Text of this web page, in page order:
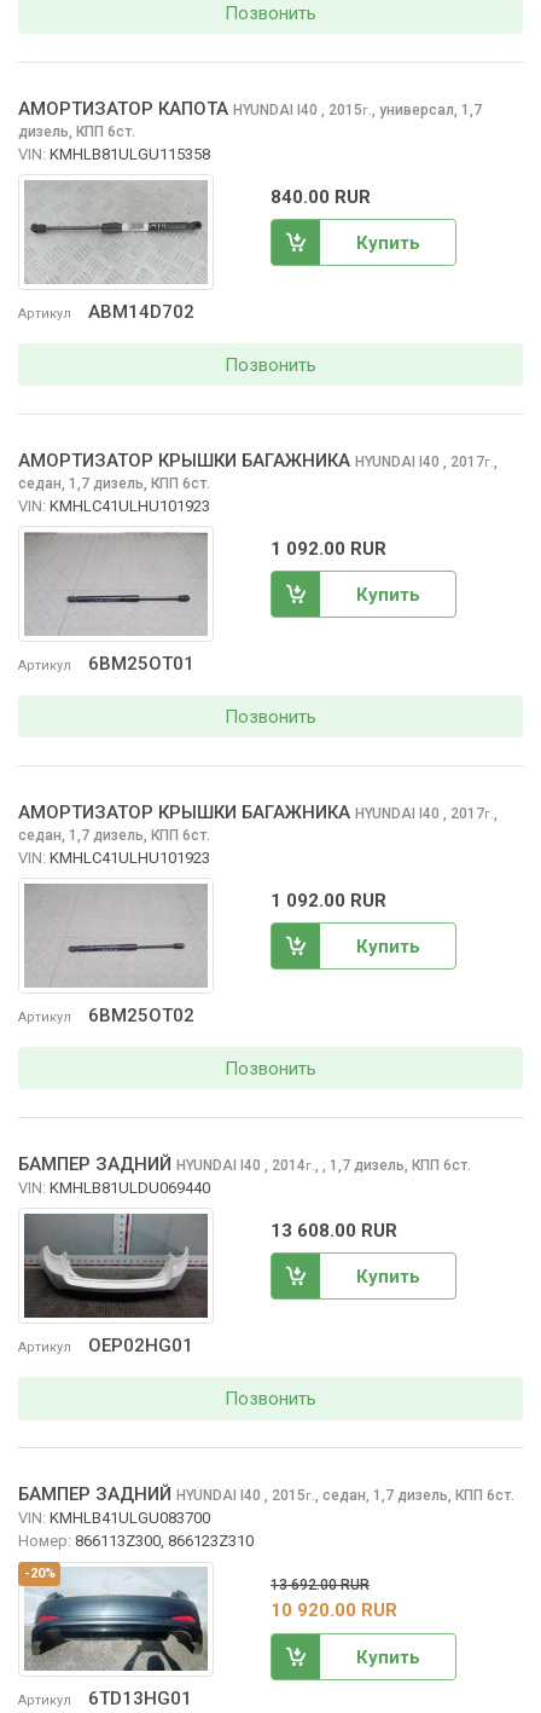
Позвонить
Артикул ABM14D702
АМОРТИЗАТОР КАПОТА HYUNDAI I40 , 2015г. универсал, 1,7
дизель, КПП 6ст.
VIN: KMHLB81ULGU115358
840.00 RUR
Купить
Позвонить
Артикул 6BM25OT01
АМОРТИЗАТОР КРЫШКИ БАГАЖНИКА HYUNDAI I40 , 2017г.,
седан, 1,7 дизель, КПП 6ст.
VIN: KMHLC41ULHU101923
1 092.00 RUR
Купить
Позвонить
Артикул 6BM25OT02
АМОРТИЗАТОР КРЫШКИ БАГАЖНИКА HYUNDAI I40 , 2017г.,
седан, 1,7 дизель, КПП 6ст.
VIN: KMHLC41ULHU101923
1 092.00 RUR
Купить
Позвонить
Артикул OEP02HG01
БАМПЕР ЗАДНИЙ HYUNDAI I40 , 2014г., , 1,7 дизель, КПП 6ст.
VIN: KMHLB81ULDU069440
13 608.00 RUR
Купить
Позвонить
-20%
Артикул 6TD13HG01
БАМПЕР ЗАДНИЙ HYUNDAI I40 , 2015г., седан, 1,7 дизель, КПП 6ст.
VIN: KMHLB41ULGU083700
Номер: 866113Z300, 866123Z310
13 692.00 RUR
10 920.00 RUR
Купить